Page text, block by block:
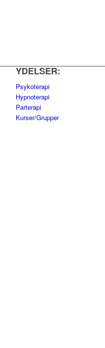
YDELSER:
Psykoterapi
Hypnoterapi
Parterapi
Kurser/Grupper